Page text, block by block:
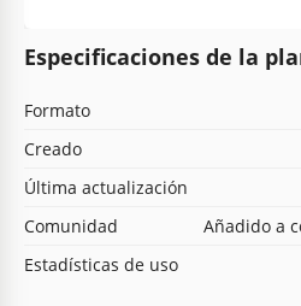
Especificaciones de la
Formato
Creado
Última actualización
Comunidad
Añadido a
Estadísticas de uso